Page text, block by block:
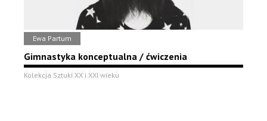
Ewa Partum
Gimnastyka konceptualna / ćwiczenia
Kolekcja Sztuki XX i XXI wieku